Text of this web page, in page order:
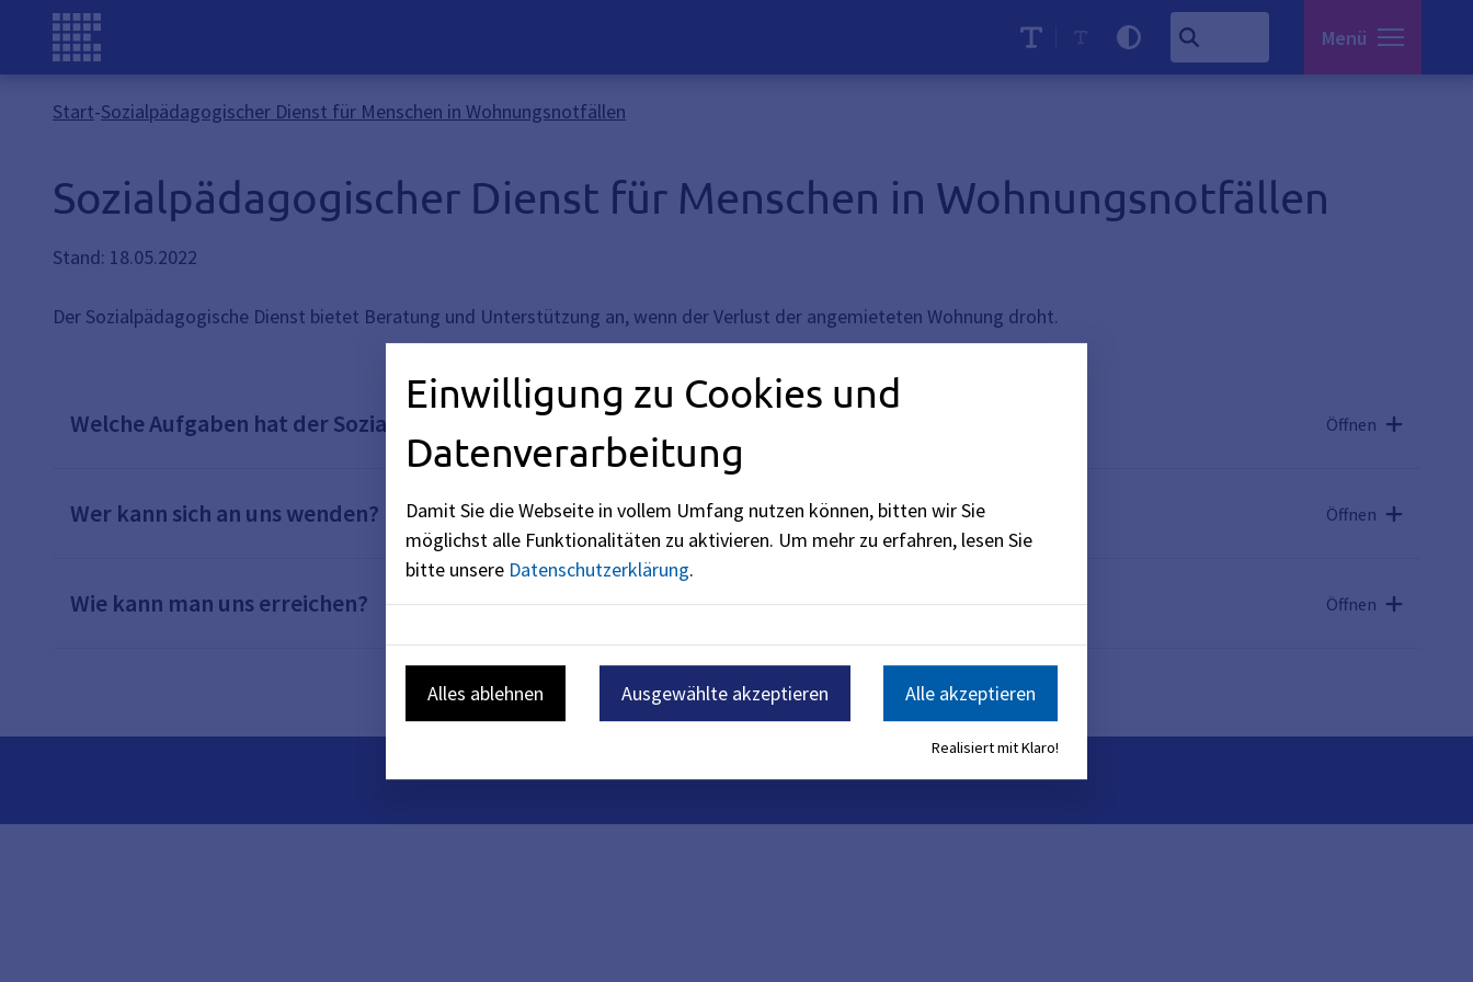
Menü
Start-Sozialpädagogischer Dienst für Menschen in Wohnungsnotfällen
Sozialpädagogischer Dienst für Menschen in Wohnungsnotfällen
Stand: 18.05.2022
Der Sozialpädagogische Dienst bietet Beratung und Unterstützung an, wenn der Verlust der angemieteten Wohnung droht.
Welche Aufgaben hat der Sozialpädagogische Dienst für Menschen in Wohnungsnotfällen? Öffnen
Wer kann sich an uns wenden? Öffnen
Wie kann man uns erreichen? Öffnen
Einwilligung zu Cookies und
Datenverarbeitung
Damit Sie die Webseite in vollem Umfang nutzen können, bitten wir Sie
möglichst alle Funktionalitäten zu aktivieren. Um mehr zu erfahren, lesen Sie
bitte unsere Datenschutzerklärung.
Alles ablehnen Ausgewählte akzeptieren Alle akzeptieren
Realisiert mit Klaro!